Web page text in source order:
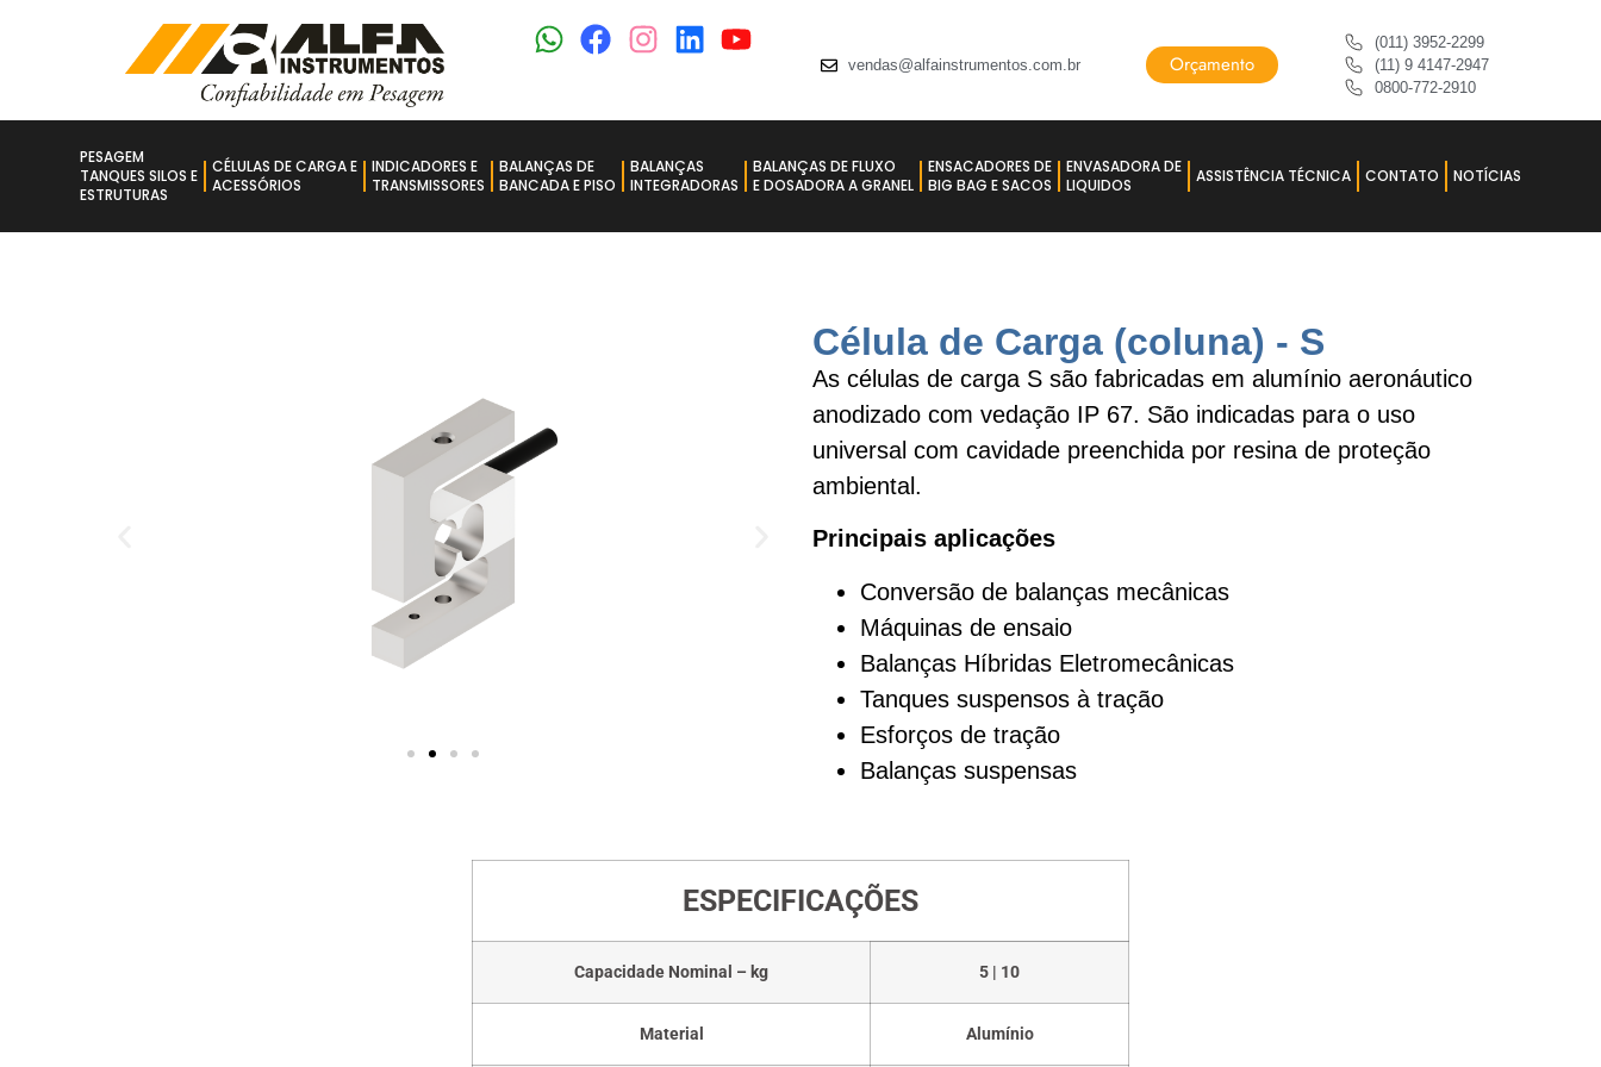
vendas@alfainstrumentos.com.br Orçamento
(011) 3952-2299
(11) 9 4147-2947
0800-772-2910
PESAGEM
TANQUES SILOS E
ESTRUTURAS
CÉLULAS DE CARGA E
ACESSÓRIOS
INDICADORES E
TRANSMISSORES
BALANÇAS DE
BANCADA E PISO​
BALANÇAS
INTEGRADORAS
BALANÇAS DE FLUXO
E DOSADORA A GRANEL
ENSACADORES DE
BIG BAG E SACOS
ENVASADORA DE
LIQUIDOS
ASSISTÊNCIA TÉCNICA CONTATO NOTÍCIAS
Célula de Carga (coluna) - S
As células de carga S são fabricadas em alumínio aeronáutico
anodizado com vedação IP 67. São indicadas para o uso
universal com cavidade preenchida por resina de proteção
ambiental.
Principais aplicações
Conversão de balanças mecânicas
Máquinas de ensaio
Balanças Híbridas Eletromecânicas
Tanques suspensos à tração
Esforços de tração
Balanças suspensas
ESPECIFICAÇÕES
Capacidade Nominal – kg 5 | 10
Material Alumínio